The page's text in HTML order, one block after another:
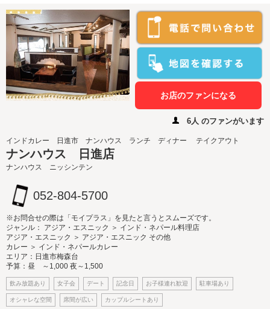
お店のファンになる
6人 のファンがいます
インドカレー 日進市 ナンハウス ランチ ディナー テイクアウト
ナンハウス 日進店
ナンハウス ニッシンテン
052-804-5700
※お問合せの際は「モイプラス」を見たと言うとスムーズです。
ジャンル： アジア・エスニック ＞ インド・ネパール料理店
アジア・エスニック ＞ アジア・エスニック その他
カレー ＞ インド・ネパールカレー
エリア：日進市梅森台
予算：昼 ～1,000 夜～1,500
飲み放題あり 女子会 デート 記念日 お子様連れ歓迎 駐車場あり
オシャレな空間 席間が広い カップルシートあり